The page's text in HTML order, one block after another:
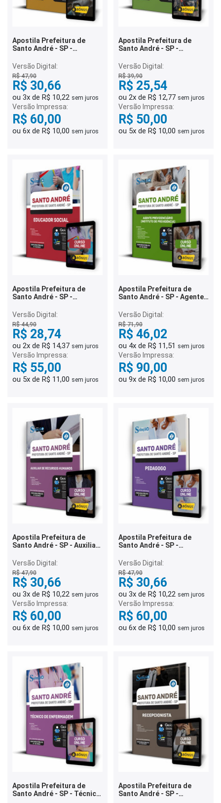
Apostila Prefeitura de
Santo André - SP -
Versão Digital:
R$ 47,90
R$ 30,66
ou 3x de R$ 10,22 sem juros
Versão Impressa:
R$ 60,00
ou 6x de R$ 10,00 sem juros
Apostila Prefeitura de
Santo André - SP -
Versão Digital:
R$ 39,90
R$ 25,54
ou 2x de R$ 12,77 sem juros
Versão Impressa:
R$ 50,00
ou 5x de R$ 10,00 sem juros
Apostila Prefeitura de
Santo André - SP -
Versão Digital:
R$ 44,90
R$ 28,74
ou 2x de R$ 14,37 sem juros
Versão Impressa:
R$ 55,00
ou 5x de R$ 11,00 sem juros
Apostila Prefeitura de
Santo André - SP - Agente
de Previdência)
Versão Digital:
R$ 71,90
R$ 46,02
ou 4x de R$ 11,51 sem juros
Versão Impressa:
R$ 90,00
ou 9x de R$ 10,00 sem juros
Apostila Prefeitura de
Santo André - SP - Auxiliar
Versão Digital:
R$ 47,90
R$ 30,66
ou 3x de R$ 10,22 sem juros
Versão Impressa:
R$ 60,00
ou 6x de R$ 10,00 sem juros
Apostila Prefeitura de
Santo André - SP -
Versão Digital:
R$ 47,90
R$ 30,66
ou 3x de R$ 10,22 sem juros
Versão Impressa:
R$ 60,00
ou 6x de R$ 10,00 sem juros
Apostila Prefeitura de
Santo André - SP - Técnico
Apostila Prefeitura de
Santo André - SP -